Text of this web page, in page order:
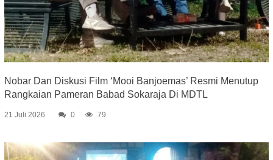
Nobar Dan Diskusi Film ‘Mooi Banjoemas’ Resmi Menutup
Rangkaian Pameran Babad Sokaraja Di MDTL
21 Juli 2026 0 79